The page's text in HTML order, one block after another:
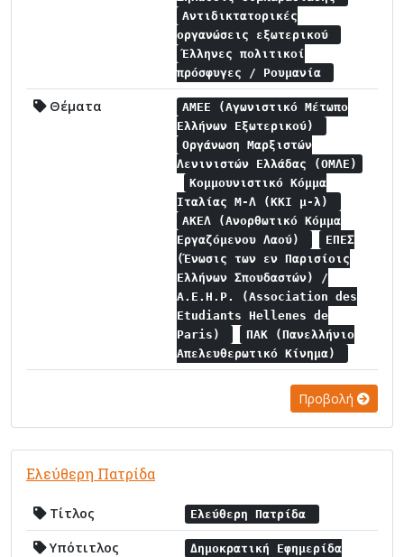
Αντιδικτατορικές
οργανώσεις εξωτερικού
Έλληνες πολιτικοί
πρόσφυγες / Ρουμανία
Θέματα
ΑΜΕΕ (Αγωνιστικό Μέτωπο
Ελλήνων Εξωτερικού)
Οργάνωση Μαρξιστών
Λενινιστών Ελλάδας (ΟΜΛΕ)
Κομμουνιστικό Κόμμα
Ιταλίας Μ-Λ (ΚΚΙ μ-λ)
ΑΚΕΛ (Ανορθωτικό Κόμμα
Εργαζόμενου Λαού)
ΕΠΕΣ
(Ένωσις των εν Παρισίοις
Ελλήνων Σπουδαστών) /
A.E.H.P. (Association des
Etudiants Hellenes de
Paris)
ΠΑΚ (Πανελλήνιο
Απελευθερωτικό Κίνημα)
Προβολή
Ελεύθερη Πατρίδα
Τίτλος Ελεύθερη Πατρίδα
Υπότιτλος
Δημοκρατική Εφημερίδα